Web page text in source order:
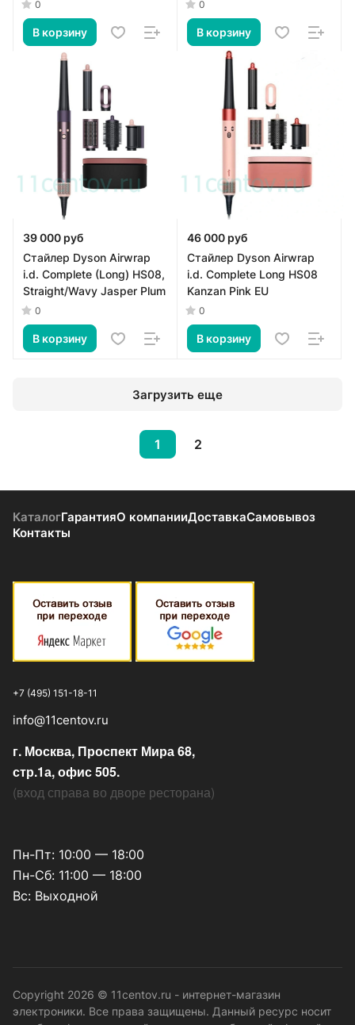
0
В корзину
0
В корзину
39 000 руб
Стайлер Dyson Airwrap
i.d. Complete (Long) HS08,
Straight/Wavy Jasper Plum
0
В корзину
46 000 руб
Стайлер Dyson Airwrap
i.d. Complete Long HS08
Kanzan Pink EU
0
В корзину
Загрузить еще
1 2
КаталогГарантияО компанииДоставкаСамовывоз
Контакты
+7 (495) 151-18-11
info@11centov.ru
г. Москва, Проспект Мира 68,
стр.1а, офис 505.
(вход справа во дворе ресторана)
Пн-Пт: 10:00 — 18:00
Пн-Сб: 11:00 — 18:00
Вс: Выходной
Copyright 2026 © 11centov.ru - интернет-магазин
электроники. Все права защищены. Данный ресурс носит